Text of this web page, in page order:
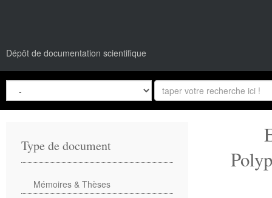
Dépôt de documentation scientifique
Type de document
Mémoires & Thèses